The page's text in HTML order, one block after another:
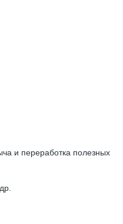
и переработка полезных